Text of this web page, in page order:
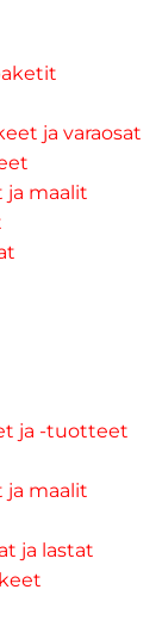
ja varaosat
maalit
ja -tuotteet
maalit
ja lastat